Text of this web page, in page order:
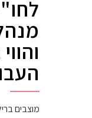
מוצבים